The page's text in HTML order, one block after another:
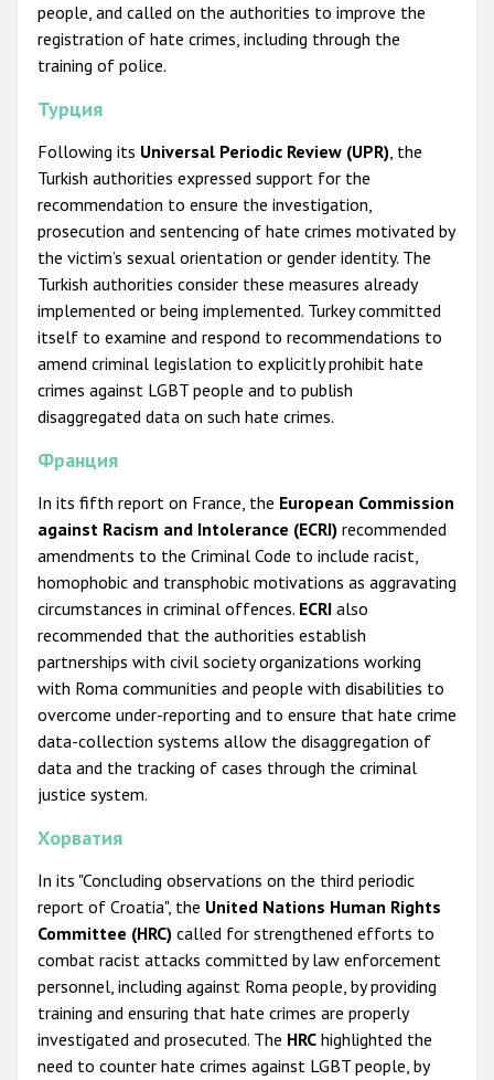
people, and called on the authorities to improve the
registration of hate crimes, including through the
training of police.
Турция
Following its Universal Periodic Review (UPR), the
Turkish authorities expressed support for the
recommendation to ensure the investigation,
prosecution and sentencing of hate crimes motivated by
the victim’s sexual orientation or gender identity. The
Turkish authorities consider these measures already
implemented or being implemented. Turkey committed
itself to examine and respond to recommendations to
amend criminal legislation to explicitly prohibit hate
crimes against LGBT people and to publish
disaggregated data on such hate crimes.
Франция
In its fifth report on France, the European Commission
against Racism and Intolerance (ECRI) recommended
amendments to the Criminal Code to include racist,
homophobic and transphobic motivations as aggravating
circumstances in criminal offences. ECRI also
recommended that the authorities establish
partnerships with civil society organizations working
with Roma communities and people with disabilities to
overcome under-reporting and to ensure that hate crime
data-collection systems allow the disaggregation of
data and the tracking of cases through the criminal
justice system.
Хорватия
In its "Concluding observations on the third periodic
report of Croatia", the United Nations Human Rights
Committee (HRC) called for strengthened efforts to
combat racist attacks committed by law enforcement
personnel, including against Roma people, by providing
training and ensuring that hate crimes are properly
investigated and prosecuted. The HRC highlighted the
need to counter hate crimes against LGBT people, by